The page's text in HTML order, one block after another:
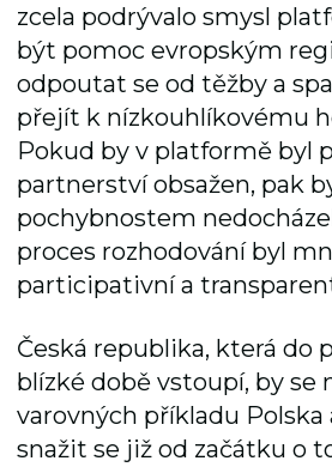
zcela podrývalo smysl
být pomoc evropským
odpoutat se od těžby a
přejít k nízkouhlíkovému
Pokud by v platformě byl
partnerství obsažen, pak
pochybnostem
proces rozhodování byl
participativní a
Česká republika, která do
blízké době vstoupí, by se
varovných příkladu Polska
snažit se již od začátku o